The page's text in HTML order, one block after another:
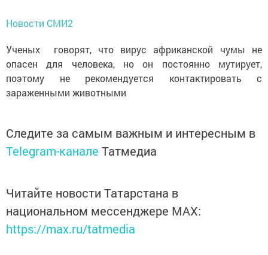
Новости СМИ2
Ученых говорят, что вирус африканской чумы не
опасен для человека, но он постоянно мутирует,
поэтому не рекомендуется контактировать с
зараженными животными
Следите за самым важным и интересным в
Telegram-канале Татмедиа
Читайте новости Татарстана в
национальном мессенджере MАХ:
https://max.ru/tatmedia